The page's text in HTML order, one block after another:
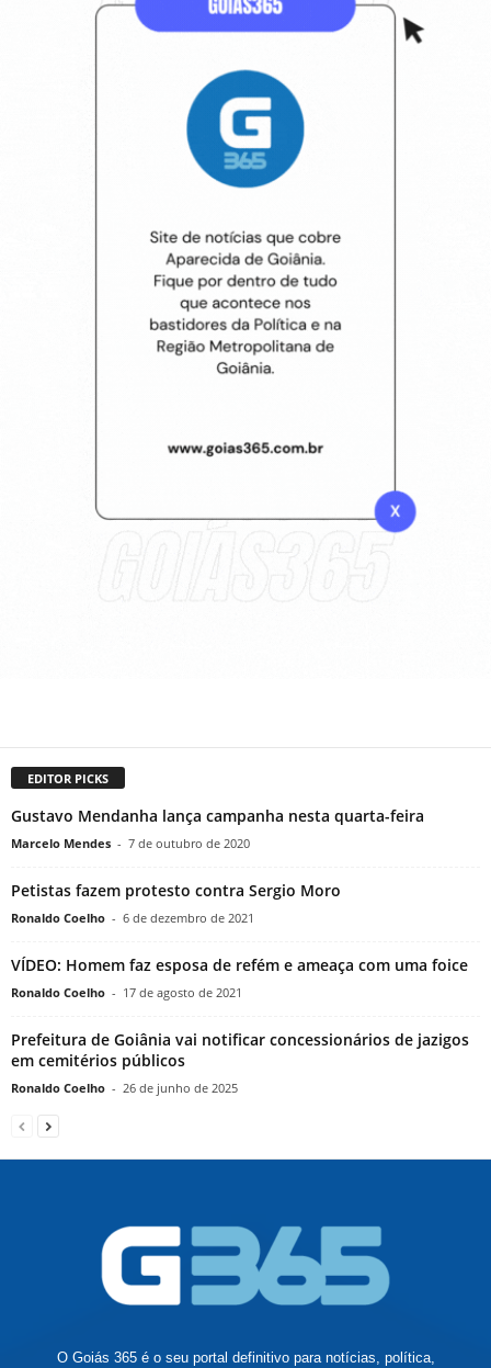
EDITOR PICKS
Gustavo Mendanha lança campanha nesta quarta-feira
Marcelo Mendes - 7 de outubro de 2020
Petistas fazem protesto contra Sergio Moro
Ronaldo Coelho - 6 de dezembro de 2021
VÍDEO: Homem faz esposa de refém e ameaça com uma foice
Ronaldo Coelho - 17 de agosto de 2021
Prefeitura de Goiânia vai notificar concessionários de jazigos
em cemitérios públicos
Ronaldo Coelho - 26 de junho de 2025
O Goiás 365 é o seu portal definitivo para notícias, política,